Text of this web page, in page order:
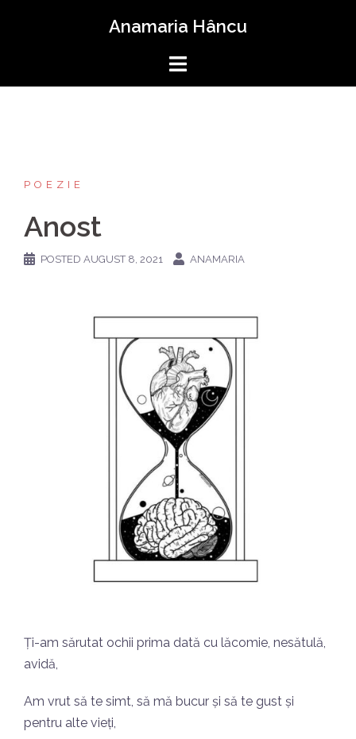
Anamaria Hâncu
POEZIE
Anost
POSTED AUGUST 8, 2021 ANAMARIA
Ți-am sărutat ochii prima dată cu lăcomie, nesătulă,
avidă,
Am vrut să te simt, să mă bucur și să te gust și
pentru alte vieți,